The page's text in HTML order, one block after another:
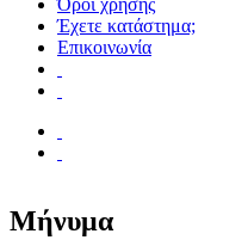
Έχετε κατάστημα;
Επικοινωνία
Μήνυμα